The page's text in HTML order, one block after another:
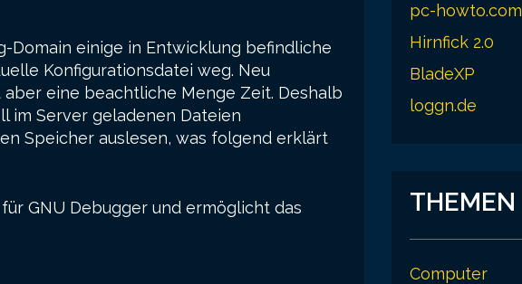
Domain einige in Entwicklung befindliche
Konfigurationsdatei weg. Neu
eine beachtliche Menge Zeit. Deshalb
im Server geladenen Dateien
Speicher auslesen, was folgend erklärt
GNU Debugger und ermöglicht das
pc-howto.com
Hirnfick 2.0
BladeXP
loggn.de
THEMEN
Computer